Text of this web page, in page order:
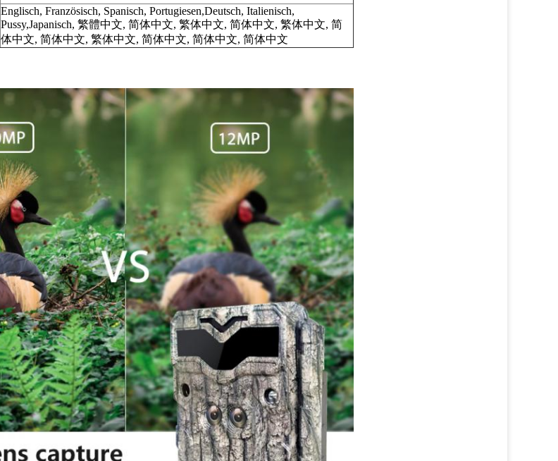
Englisch, Französisch, Spanisch, Portugiesen,Deutsch, Italienisch,
Pussy,Japanisch, 繁體中文, 简体中文, 繁体中文, 简体中文, 繁体中文, 简
体中文, 简体中文, 繁体中文, 简体中文, 简体中文, 简体中文